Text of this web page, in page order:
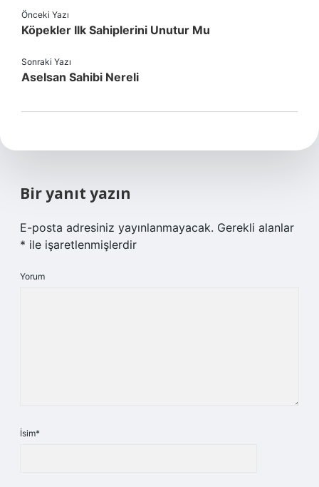
Önceki Yazı
Köpekler Ilk Sahiplerini Unutur Mu
Sonraki Yazı
Aselsan Sahibi Nereli
Bir yanıt yazın
E-posta adresiniz yayınlanmayacak. Gerekli alanlar
* ile işaretlenmişlerdir
Yorum
İsim*